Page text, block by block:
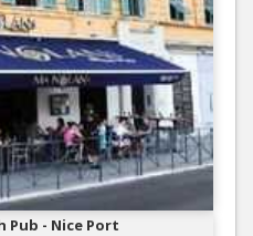
Pub - Nice Port